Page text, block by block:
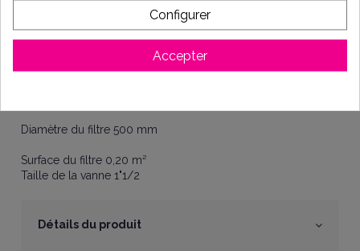
Système breveté de crépines escamotables pour une
Matière du filtre : polyéthylène
Diamètre du filtre 500 mm
Surface du filtre 0,20 m²
Taille de la vanne 1"1/2
Détails du produit
Configurer
Accepter